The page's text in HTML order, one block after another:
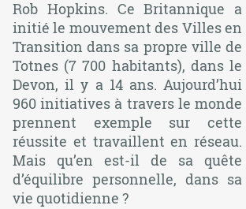
Rob Hopkins. Ce Britannique a
initié le mouvement des Villes en
Transition dans sa propre ville de
Totnes (7 700 habitants), dans le
Devon, il y a 14 ans. Aujourd’hui
960 initiatives à travers le monde
prennent exemple sur cette
réussite et travaillent en réseau.
Mais qu’en est-il de sa quête
d’équilibre personnelle, dans sa
vie quotidienne ?